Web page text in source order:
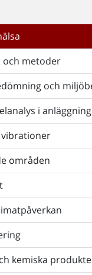
och metoder
och
i
områden
kemiska